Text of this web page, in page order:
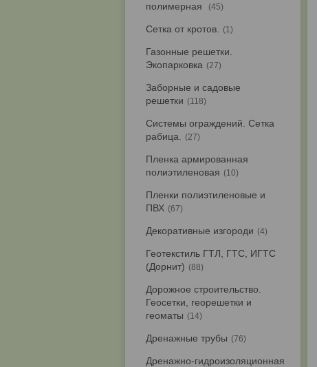
полимерная
45
Сетка от кротов. 1
Газонные решетки.
Экопарковка
27
Заборные и садовые
решетки
118
Системы ограждений. Сетка
рабица.
27
Пленка армированная
полиэтиленовая
10
Пленки полиэтиленовые и
ПВХ
67
Декоративные изгороди 4
Геотекстиль ГТЛ, ГТС, ИГТС
(Дорнит)
88
Дорожное строительство.
Геосетки, георешетки и
геоматы
14
Дренажные трубы 76
Дренажно-гидроизоляционная